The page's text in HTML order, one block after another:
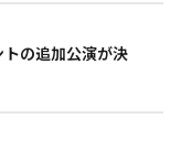
の追加公演が決